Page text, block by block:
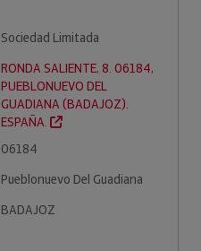
Sociedad Limitada
RONDA SALIENTE, 8. 06184,
PUEBLONUEVO DEL
GUADIANA (BADAJOZ).
ESPAÑA.
06184
Pueblonuevo Del Guadiana
BADAJOZ